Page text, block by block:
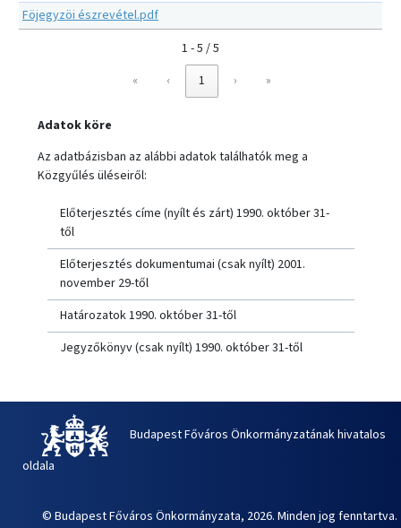
Föjegyzöi észrevétel.pdf
1 - 5 / 5
«
‹ 1 › »
Adatok köre
Az adatbázisban az alábbi adatok találhatók meg a
Közgyűlés üléseiről:
Előterjesztés címe (nyílt és zárt) 1990. október 31-
től
Előterjesztés dokumentumai (csak nyílt) 2001.
november 29-től
Határozatok 1990. október 31-től
Jegyzőkönyv (csak nyílt) 1990. október 31-től
Budapest Főváros Önkormányzatának hivatalos
oldala
© Budapest Főváros Önkormányzata, 2026. Minden jog fenntartva.